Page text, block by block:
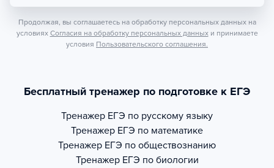
Продолжая, вы соглашаетесь на обработку персональных данных на
условиях Согласия на обработку персональных данных и принимаете
условия Пользовательского соглашения.
Бесплатный тренажер по подготовке к ЕГЭ
Тренажер ЕГЭ по русскому языку
Тренажер ЕГЭ по математике
Тренажер ЕГЭ по обществознанию
Тренажер ЕГЭ по биологии